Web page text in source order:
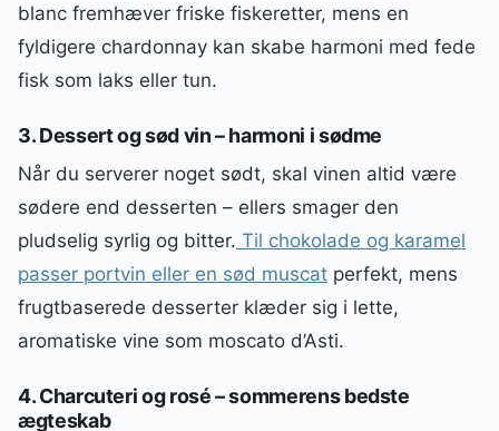
blanc fremhæver friske fiskeretter, mens en
fyldigere chardonnay kan skabe harmoni med fede
fisk som laks eller tun.
3. Dessert og sød vin – harmoni i sødme
Når du serverer noget sødt, skal vinen altid være
sødere end desserten – ellers smager den
pludselig syrlig og bitter. Til chokolade og karamel
passer portvin eller en sød muscat perfekt, mens
frugtbaserede desserter klæder sig i lette,
aromatiske vine som moscato d’Asti.
4. Charcuteri og rosé – sommerens bedste
ægteskab